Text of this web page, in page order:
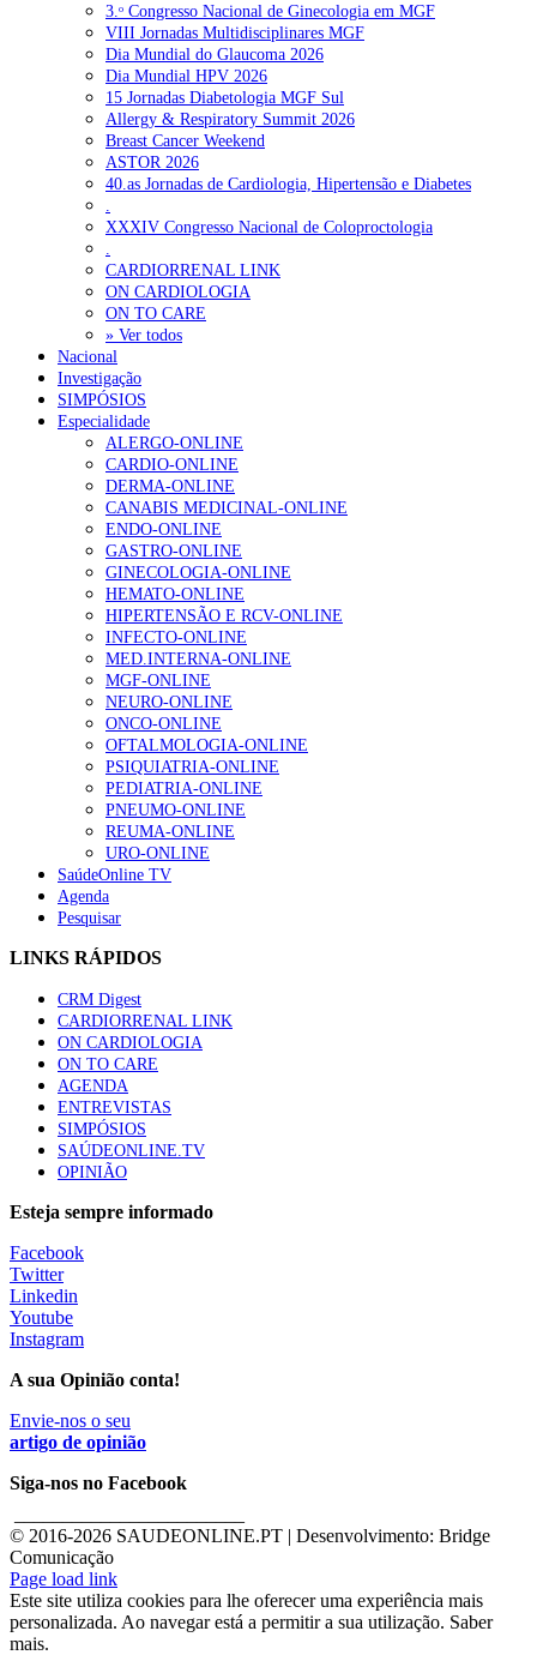
3.ᵒ Congresso Nacional de Ginecologia em MGF
VIII Jornadas Multidisciplinares MGF
Dia Mundial do Glaucoma 2026
Dia Mundial HPV 2026
15 Jornadas Diabetologia MGF Sul
Allergy & Respiratory Summit 2026
Breast Cancer Weekend
ASTOR 2026
40.as Jornadas de Cardiologia, Hipertensão e Diabetes
XXXIV Congresso Nacional de Coloproctologia
CARDIORRENAL LINK
ON CARDIOLOGIA
ON TO CARE
» Ver todos
Nacional
Investigação
SIMPÓSIOS
Especialidade
ALERGO-ONLINE
CARDIO-ONLINE
DERMA-ONLINE
CANABIS MEDICINAL-ONLINE
ENDO-ONLINE
GASTRO-ONLINE
GINECOLOGIA-ONLINE
HEMATO-ONLINE
HIPERTENSÃO E RCV-ONLINE
INFECTO-ONLINE
MED.INTERNA-ONLINE
MGF-ONLINE
NEURO-ONLINE
ONCO-ONLINE
OFTALMOLOGIA-ONLINE
PSIQUIATRIA-ONLINE
PEDIATRIA-ONLINE
PNEUMO-ONLINE
REUMA-ONLINE
URO-ONLINE
SaúdeOnline TV
Agenda
Pesquisar
LINKS RÁPIDOS
CRM Digest
CARDIORRENAL LINK
ON CARDIOLOGIA
ON TO CARE
AGENDA
ENTREVISTAS
SIMPÓSIOS
SAÚDEONLINE.TV
OPINIÃO
Esteja sempre informado
Facebook
Twitter
Linkedin
Youtube
Instagram
A sua Opinião conta!
Envie-nos o seu
artigo de opinião
Siga-nos no Facebook
© 2016-2026 SAUDEONLINE.PT | Desenvolvimento: Bridge
Comunicação
Page load link
Este site utiliza cookies para lhe oferecer uma experiência mais
personalizada. Ao navegar está a permitir a sua utilização. Saber
mais.